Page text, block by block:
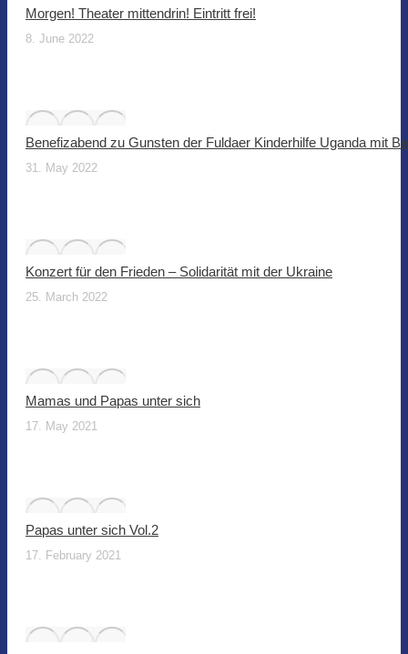
Morgen! Theater mittendrin! Eintritt frei!
8. June 2022
Benefizabend zu Gunsten der Fuldaer Kinderhilfe Uganda mit
31. May 2022
Konzert für den Frieden – Solidarität mit der Ukraine
25. March 2022
Mamas und Papas unter sich
17. May 2021
Papas unter sich Vol.2
17. February 2021